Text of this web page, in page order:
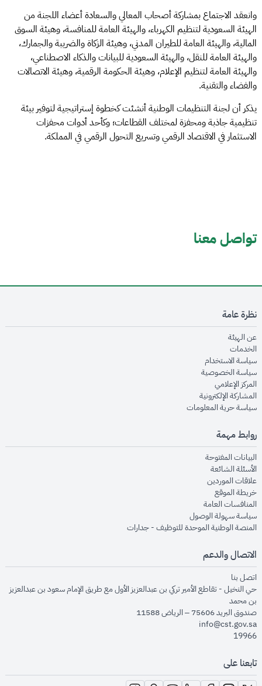
وانعقد الاجتماع بمشاركة أصحاب المعالي والسعادة أعضاء اللجنة من
الهيئة السعودية لتنظيم الكهرباء، والهيئة العامة للمنافسة، وهيئة السوق
المالية، والهيئة العامة للطيران المدني، وهيئة الزكاة والضريبة والجمارك،
والهيئة العامة للنقل، والهيئة السعودية للبيانات والذكاء الاصطناعي،
والهيئة العامة لتنظيم الإعلام، وهيئة الحكومة الرقمية، وهيئة الاتصالات
والفضاء والتقنية.
يذكر أن لجنة التنظيمات الوطنية أنشئت كخطوة إستراتيجية لتوفير بيئة
تنظيمية جاذبة ومحفزة لمختلف القطاعات؛ وكأحد أدوات محفزات
الاستثمار في الاقتصاد الرقمي وتسريع التحول الرقمي في المملكة.
تواصل معنا
نظرة عامة
عن الهيئةopens in new window
الخدماتopens in new window
سياسة الاستخدام
سياسة الخصوصيةopens in new window
المركز الإعلاميopens in new window
المشاركة الإلكترونيةopens in new window
سياسة حرية المعلوماتopens in new window
روابط مهمة
البيانات المفتوحةopens in new window
الأسئلة الشائعةopens in new window
علاقات الموردينopens in new window
خريطة الموقعopens in new window
المنافسات العامةopens in new window
سياسة سهولة الوصولopens in new window
المنصة الوطنية الموحدة للتوظيف - جداراتopens in new window
الاتصال والدعم
اتصل بنا
حي النخيل - تقاطع الأمير تركي بن عبدالعزيز الأول مع طريق الإمام سعود بن عبدالعزيز
بن محمد
صندوق البريد 75606 – الرياض 11588
info@cst.gov.sa
19966
تابعنا على